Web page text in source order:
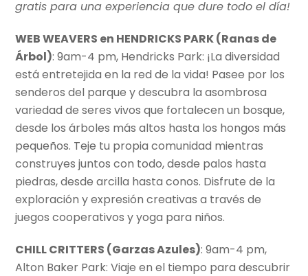
gratis para una experiencia que dure todo el día!
WEB WEAVERS en HENDRICKS PARK (Ranas de
Árbol): 9am-4 pm, Hendricks Park: ¡La diversidad
está entretejida en la red de la vida! Pasee por los
senderos del parque y descubra la asombrosa
variedad de seres vivos que fortalecen un bosque,
desde los árboles más altos hasta los hongos más
pequeños. Teje tu propia comunidad mientras
construyes juntos con todo, desde palos hasta
piedras, desde arcilla hasta conos. Disfrute de la
exploración y expresión creativas a través de
juegos cooperativos y yoga para niños.
CHILL CRITTERS (Garzas Azules): 9am-4 pm,
Alton Baker Park: Viaje en el tiempo para descubrir